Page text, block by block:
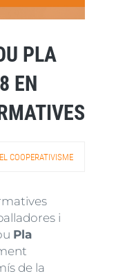
PLA
EN
COOPERATIVISME
i
Pla
de la